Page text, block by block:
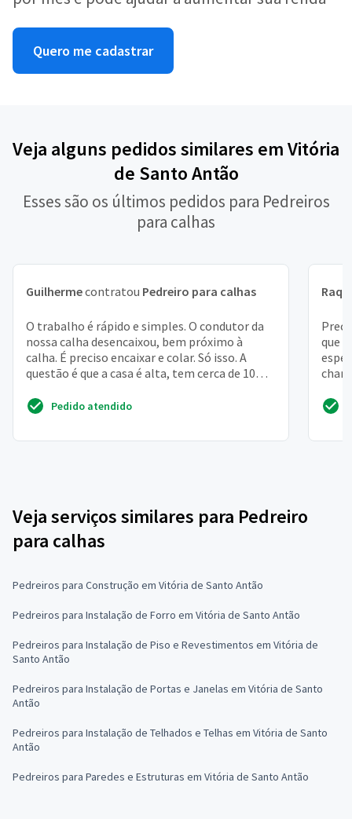
Quero me cadastrar
Veja alguns pedidos similares em Vitória
de Santo Antão
Esses são os últimos pedidos para Pedreiros
para calhas
Guilhermecontratou Pedreiro para calhas
O trabalho é rápido e simples. O condutor da
nossa calha desencaixou, bem próximo à
calha. É preciso encaixar e colar. Só isso. A
questão é que a casa é alta, tem cerca de 10m
Pedido atendido
que
Veja serviços similares para Pedreiro
para calhas
Pedreiros para Construção em Vitória de Santo Antão
Pedreiros para Instalação de Forro em Vitória de Santo Antão
Pedreiros para Instalação de Piso e Revestimentos em Vitória de
Santo Antão
Pedreiros para Instalação de Portas e Janelas em Vitória de Santo
Antão
Pedreiros para Instalação de Telhados e Telhas em Vitória de Santo
Antão
Pedreiros para Paredes e Estruturas em Vitória de Santo Antão